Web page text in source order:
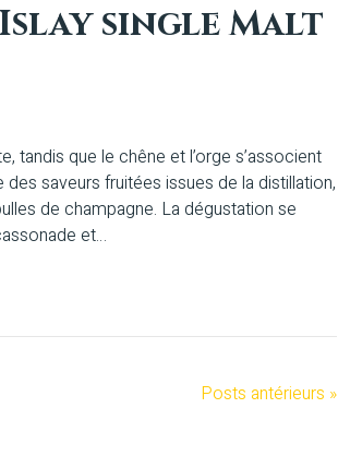
single Malt
tandis que le chêne et l’orge s’associent
saveurs fruitées issues de la distillation,
de champagne. La dégustation se
et…
Posts antérieurs »